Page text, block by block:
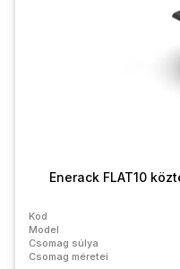
Enerack FLAT10
Kód
Model
Csomag súlya
Csomag méretei